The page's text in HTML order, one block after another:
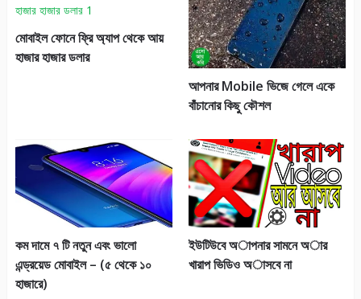
মোবাইল ফোনে ফ্রি অ্যাপ থেকে আয়
হাজার হাজার ডলার
আপনার Mobile ভিজে গেলে একে
বাঁচানোর কিছু কৌশল
কম দামে ৭ টি নতুন এবং ভালো
এন্ড্রয়েড মোবাইল – (৫ থেকে ১০
হাজারে)
ইউটিউবে অাপনার সামনে অার
খারাপ ভিডিও অাসবে না